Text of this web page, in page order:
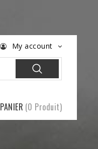
My account
PANIER (0 Produit)